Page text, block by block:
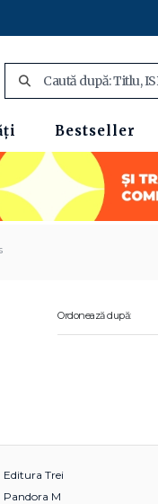
Bestseller
Ordonează după:
Editura Trei
Pandora M